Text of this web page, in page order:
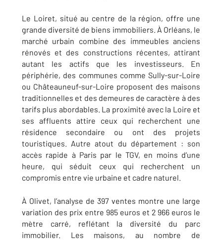
Le Loiret, situé au centre de la région, offre une
grande diversité de biens immobiliers. À Orléans, le
marché urbain combine des immeubles anciens
rénovés et des constructions récentes, attirant
autant les actifs que les investisseurs. En
périphérie, des communes comme Sully-sur-Loire
ou Châteauneuf-sur-Loire proposent des maisons
traditionnelles et des demeures de caractère à des
tarifs plus abordables. La proximité avec la Loire et
ses affluents attire ceux qui recherchent une
résidence secondaire ou ont des projets
touristiques. Autre atout du département : son
accès rapide à Paris par le TGV, en moins d’une
heure, qui séduit ceux qui recherchent un
compromis entre vie urbaine et cadre naturel.
À Olivet, l’analyse de 397 ventes montre une large
variation des prix entre 985 euros et 2 966 euros le
mètre carré, reflétant la diversité du parc
immobilier. Les maisons, au nombre de